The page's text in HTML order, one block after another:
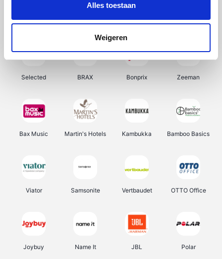
Alles toestaan
Weigeren
Samsung My Jewellery Delonghi Tennis Point
Selected BRAX Bonprix Zeeman
Bax Music Martin's Hotels Kambukka Bamboo Basics
Viator Samsonite Vertbaudet OTTO Office
Joybuy Name It JBL Polar